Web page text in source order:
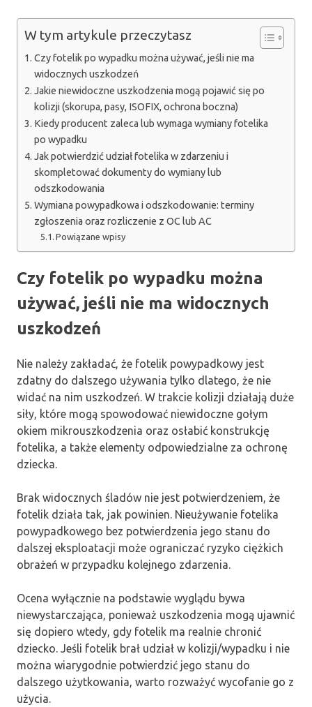
W tym artykule przeczytasz
Czy fotelik po wypadku można używać, jeśli nie ma
widocznych uszkodzeń
Jakie niewidoczne uszkodzenia mogą pojawić się po
kolizji (skorupa, pasy, ISOFIX, ochrona boczna)
Kiedy producent zaleca lub wymaga wymiany fotelika
po wypadku
Jak potwierdzić udział fotelika w zdarzeniu i
skompletować dokumenty do wymiany lub
odszkodowania
Wymiana powypadkowa i odszkodowanie: terminy
zgłoszenia oraz rozliczenie z OC lub AC
Powiązane wpisy
Czy fotelik po wypadku można
używać, jeśli nie ma widocznych
uszkodzeń
Nie należy zakładać, że fotelik powypadkowy jest
zdatny do dalszego używania tylko dlatego, że nie
widać na nim uszkodzeń. W trakcie kolizji działają duże
siły, które mogą spowodować niewidoczne gołym
okiem mikrouszkodzenia oraz osłabić konstrukcję
fotelika, a także elementy odpowiedzialne za ochronę
dziecka.
Brak widocznych śladów nie jest potwierdzeniem, że
fotelik działa tak, jak powinien. Nieużywanie fotelika
powypadkowego bez potwierdzenia jego stanu do
dalszej eksploatacji może ograniczać ryzyko ciężkich
obrażeń w przypadku kolejnego zdarzenia.
Ocena wyłącznie na podstawie wyglądu bywa
niewystarczająca, ponieważ uszkodzenia mogą ujawnić
się dopiero wtedy, gdy fotelik ma realnie chronić
dziecko. Jeśli fotelik brał udział w kolizji/wypadku i nie
można wiarygodnie potwierdzić jego stanu do
dalszego użytkowania, warto rozważyć wycofanie go z
użycia.